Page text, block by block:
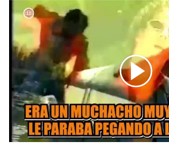
00:00/02:22